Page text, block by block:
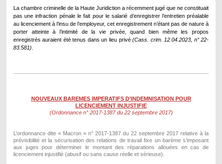
La chambre criminelle de la Haute Juridiction a récemment jugé que ne constituait
pas une infraction pénale le fait pour le salarié d’enregistrer l’entretien préalable
au licenciement à l’insu de l’employeur, cet enregistrement n’étant pas de nature à
porter atteinte à l’intimité de la vie privée, quand bien même les propos
enregistrés auraient été tenus dans un lieu privé(Cass. crim. 12.04.2023, n° 22-
83.581)
NOUVEAUX BAREMES IMPERATIFS D’INDEMNISATION POUR
LICENCIEMENT INJUSTIFIE
(Ordonnance n° 2017-1387 du 22 septembre 2017)
L’ordonnance dite « Macron » n° 2017-1387 du 22 septembre 2017 relative à la
prévisibilité et la sécurisation des relations de travail fixe un barème s’imposant
aux juges pour déterminer le montant des réparations allouées en cas de
licenciement injustifié (abusif ou sans cause réelle et sérieuse).